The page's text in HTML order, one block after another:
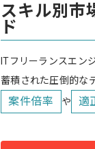
スキル別市
ド
ITフリーランスエン
蓄積された圧倒的な
案件倍率 や 適